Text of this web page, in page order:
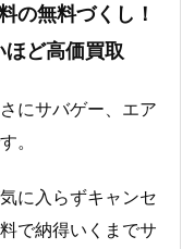
の無料づくし！
ど高価買取
にサバゲー、エア
。
に入らずキャンセ
で納得いくまでサ